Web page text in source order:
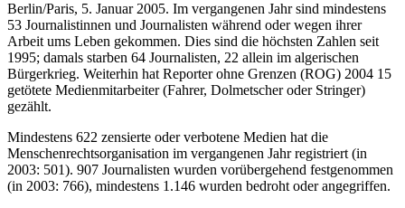
Berlin/Paris, 5. Januar 2005. Im vergangenen Jahr sind mindestens
53 Journalistinnen und Journalisten während oder wegen ihrer
Arbeit ums Leben gekommen. Dies sind die höchsten Zahlen seit
1995; damals starben 64 Journalisten, 22 allein im algerischen
Bürgerkrieg. Weiterhin hat Reporter ohne Grenzen (ROG) 2004 15
getötete Medienmitarbeiter (Fahrer, Dolmetscher oder Stringer)
gezählt.
Mindestens 622 zensierte oder verbotene Medien hat die
Menschenrechtsorganisation im vergangenen Jahr registriert (in
2003: 501). 907 Journalisten wurden vorübergehend festgenommen
(in 2003: 766), mindestens 1.146 wurden bedroht oder angegriffen.